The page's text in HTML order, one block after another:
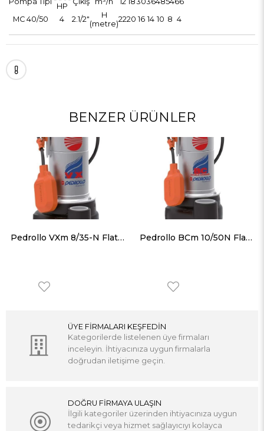
HP
MC 40/50
4 2.1/2"
H
(metre)
2220 16 14 10 8 4
BENZER ÜRÜNLER
Pedrollo VXm 8/35-N Flatörlü Paslanmaz Gövdeli Foseptik Dalgıç Pompa Pedrollo BCm 10/50N Flatörlü Paslanmaz Gövdeli Foseptik Dalgıç Pompa
ÜYE FİRMALARI KEŞFEDİN
Kategorilerde listelenen üye firmaları
inceleyin. İhtiyacınıza uygun firmalarla
doğrudan iletişime geçin.
DOĞRU FİRMAYA ULAŞIN
İlgili kategoriler üzerinden ihtiyacınıza uygun
tedarikçi veya hizmet sağlayıcıyı kolayca